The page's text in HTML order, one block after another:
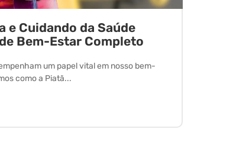
e Cuidando da Saúde
Bem-Estar Completo
um papel vital em nosso bem-
como a Piatã...